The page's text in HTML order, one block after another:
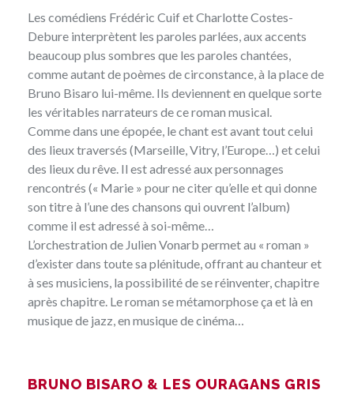
Les comédiens Frédéric Cuif et Charlotte Costes-
Debure interprètent les paroles parlées, aux accents
beaucoup plus sombres que les paroles chantées,
comme autant de poèmes de circonstance, à la place de
Bruno Bisaro lui-même. Ils deviennent en quelque sorte
les véritables narrateurs de ce roman musical.
Comme dans une épopée, le chant est avant tout celui
des lieux traversés (Marseille, Vitry, l’Europe…) et celui
des lieux du rêve. Il est adressé aux personnages
rencontrés (« Marie » pour ne citer qu’elle et qui donne
son titre à l’une des chansons qui ouvrent l’album)
comme il est adressé à soi-même…
L’orchestration de Julien Vonarb permet au « roman »
d’exister dans toute sa plénitude, offrant au chanteur et
à ses musiciens, la possibilité de se réinventer, chapitre
après chapitre. Le roman se métamorphose ça et là en
musique de jazz, en musique de cinéma…
BRUNO BISARO & LES OURAGANS GRIS